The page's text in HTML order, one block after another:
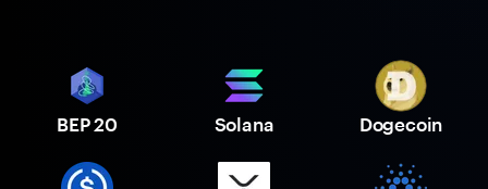
BEP 20 Solana Dogecoin